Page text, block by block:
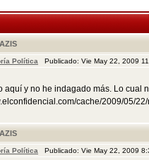
Política Publicado: Vie May 22, 2009
aquí y no he indagado más. Lo cual
cache/2009/05/
Política Publicado: Vie May 22, 2009